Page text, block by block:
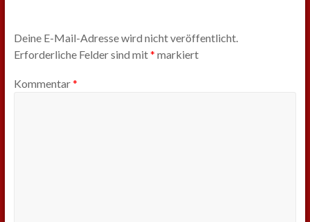
Deine E-Mail-Adresse wird nicht veröffentlicht.
Erforderliche Felder sind mit* markiert
Kommentar*